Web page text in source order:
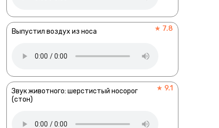
Выпустил воздух из носа ★ 7.8
Звук животного: шерстистый носорог
(стон)
★ 9.1